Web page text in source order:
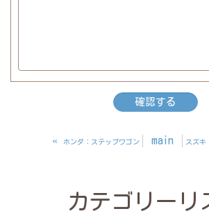
« ホンダ：ステップワゴン main スズキ
カテゴリーリ